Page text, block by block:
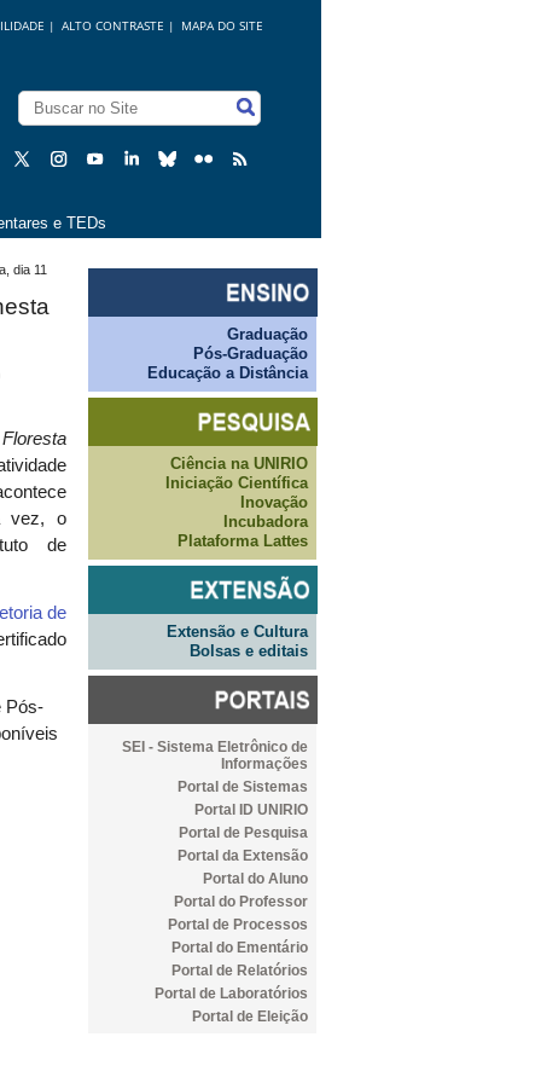
MAPA DO SITE
ALTO CONTRASTE |
|
e TEDs
dia 11
vez, o
de
de
Pós-
Graduação
Pós-Graduação
Educação a Distância
Ciência na UNIRIO
Iniciação Científica
Inovação
Incubadora
Plataforma Lattes
Extensão e Cultura
Bolsas e editais
SEI - Sistema Eletrônico de
Informações
Portal de Sistemas
Portal ID UNIRIO
Portal de Pesquisa
Portal da Extensão
Portal do Aluno
Portal do Professor
Portal de Processos
Portal do Ementário
Portal de Relatórios
Portal de Laboratórios
Portal de Eleição